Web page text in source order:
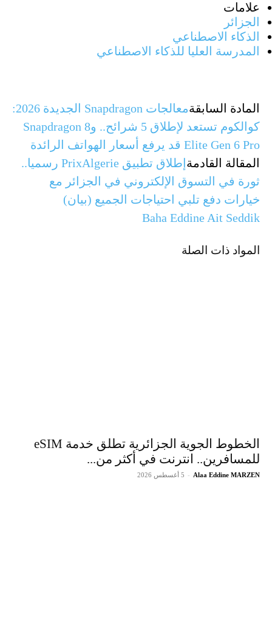
علامات
الجزائر
الذكاء الاصطناعي
المدرسة العليا للذكاء الاصطناعي
المادة السابقة
معالجات Snapdragon الجديدة 2026:
كوالكوم تستعد لإطلاق 5 شرائح.. وSnapdragon 8
Elite Gen 6 Pro قد يرفع أسعار الهواتف الرائدة
المقالة القادمة
إطلاق تطبيق PrixAlgerie رسميا..
ثورة في التسوق الإلكتروني في الجزائر مع
خيارات دفع تلبي احتياجات الجميع (بيان)
Baha Eddine Ait Seddik
المواد ذات الصلة
الخطوط الجوية الجزائرية تطلق خدمة eSIM
للمسافرين.. انترنت في أكثر من...
Alaa Eddine MARZEN
- 5 أغسطس 2026